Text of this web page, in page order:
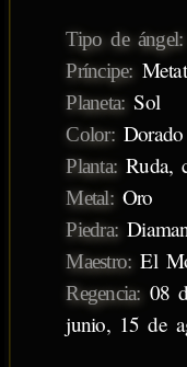
Tipo de ángel:
Príncipe:
Planeta: Sol
Color:Dorado
Planta: Ruda,
Metal:Oro
Piedra:
Maestro: El
Regencia: 08
junio, 15 de